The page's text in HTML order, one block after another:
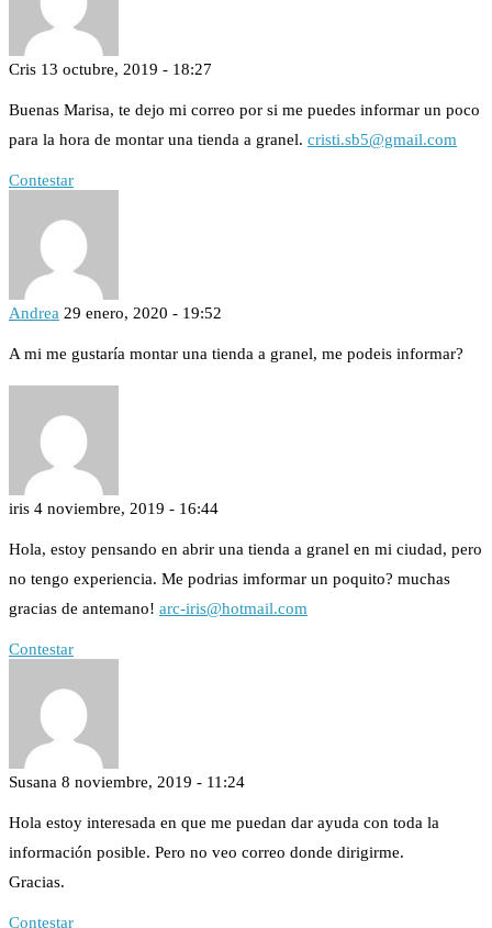
Cris 13 octubre, 2019 - 18:27
Buenas Marisa, te dejo mi correo por si me puedes informar un poco
para la hora de montar una tienda a granel. cristi.sb5@gmail.com
Contestar
Andrea 29 enero, 2020 - 19:52
A mi me gustaría montar una tienda a granel, me podeis informar?
iris 4 noviembre, 2019 - 16:44
Hola, estoy pensando en abrir una tienda a granel en mi ciudad, pero
no tengo experiencia. Me podrias imformar un poquito? muchas
gracias de antemano! arc-iris@hotmail.com
Contestar
Susana 8 noviembre, 2019 - 11:24
Hola estoy interesada en que me puedan dar ayuda con toda la
información posible. Pero no veo correo donde dirigirme.
Gracias.
Contestar